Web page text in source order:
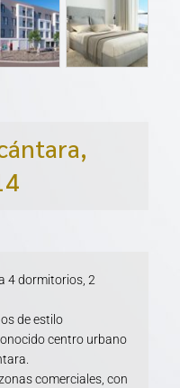
4 dormitorios, 2
de estilo
centro urbano
comerciales, con